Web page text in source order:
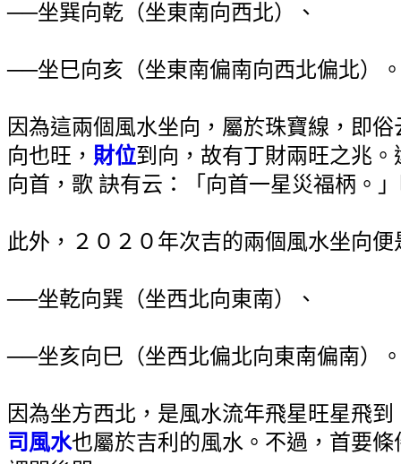
──坐巽向乾（坐東南向西北）、
──坐巳向亥（坐東南偏南向西北偏北）
因為這兩個風水坐向，屬於珠寶線，即
向也旺， 財位到向，故有丁財兩旺之兆
向首，歌 訣有云：「向首一星災福柄。
此外，２０２０年次吉的兩個風水坐向便
──坐乾向巽（坐西北向東南）、
──坐亥向巳（坐西北偏北向東南偏南）
因為坐方西北，是風水流年飛星旺星飛到
司風水也屬於吉利的風水。不過，首要